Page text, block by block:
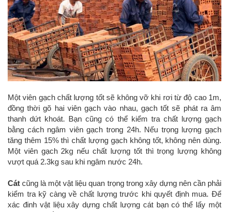
Một viên gạch chất lượng tốt sẽ không vỡ khi rơi từ độ cao 1m,
đồng thời gõ hai viên gạch vào nhau, gạch tốt sẽ phát ra âm
thanh dứt khoát. Bạn cũng có thể kiểm tra chất lượng gạch
bằng cách ngâm viên gạch trong 24h. Nếu trọng lượng gạch
tăng thêm 15% thì chất lượng gạch không tốt, không nên dùng.
Một viên gạch 2kg nếu chất lượng tốt thì trọng lượng không
vượt quá 2.3kg sau khi ngâm nước 24h.
Cát cũng là một vật liệu quan trọng trong xây dựng nên cần phải
kiểm tra kỹ càng về chất lượng trước khi quyết định mua. Để
xác đinh vật liệu xây dựng chất lượng cát bạn có thể lấy một